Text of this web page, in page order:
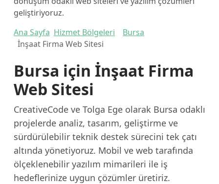
geliştiriyoruz.
Ana Sayfa Hizmet Bölgeleri
Bursa
İnşaat Firma Web Sitesi
Bursa için İnşaat Firma
Web Sitesi
CreativeCode ve Tolga Ege olarak Bursa odaklı
projelerde analiz, tasarım, geliştirme ve
sürdürülebilir teknik destek sürecini tek çatı
altında yönetiyoruz. Mobil ve web tarafında
ölçeklenebilir yazılım mimarileri ile iş
hedeflerinize uygun çözümler üretiriz.